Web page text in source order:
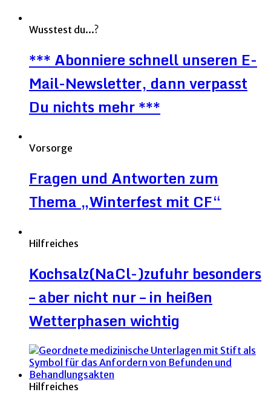
Wusstest du...?
*** Abonniere schnell unseren E-
Mail-Newsletter, dann verpasst
Du nichts mehr ***
Vorsorge
Fragen und Antworten zum
Thema „Winterfest mit CF“
Hilfreiches
Kochsalz(NaCl-)zufuhr besonders
– aber nicht nur – in heißen
Wetterphasen wichtig
Hilfreiches